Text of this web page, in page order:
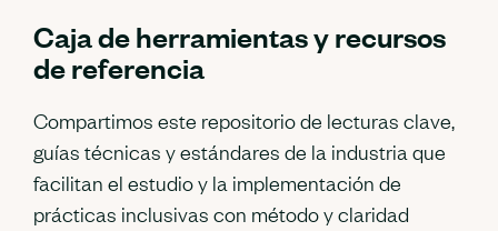
Caja de herramientas y recursos
de referencia
Compartimos este repositorio de lecturas clave,
guías técnicas y estándares de la industria que
facilitan el estudio y la implementación de
prácticas inclusivas con método y claridad